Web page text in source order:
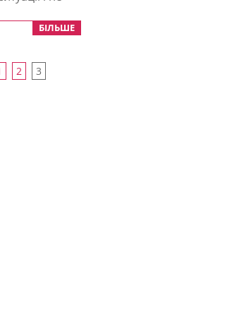
БІЛЬШЕ
2 3